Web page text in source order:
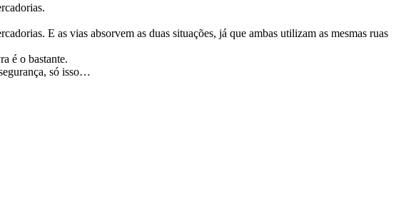
E as vias absorvem as duas situações, já que ambas utilizam as mesmas ruas
é o bastante.
só isso…